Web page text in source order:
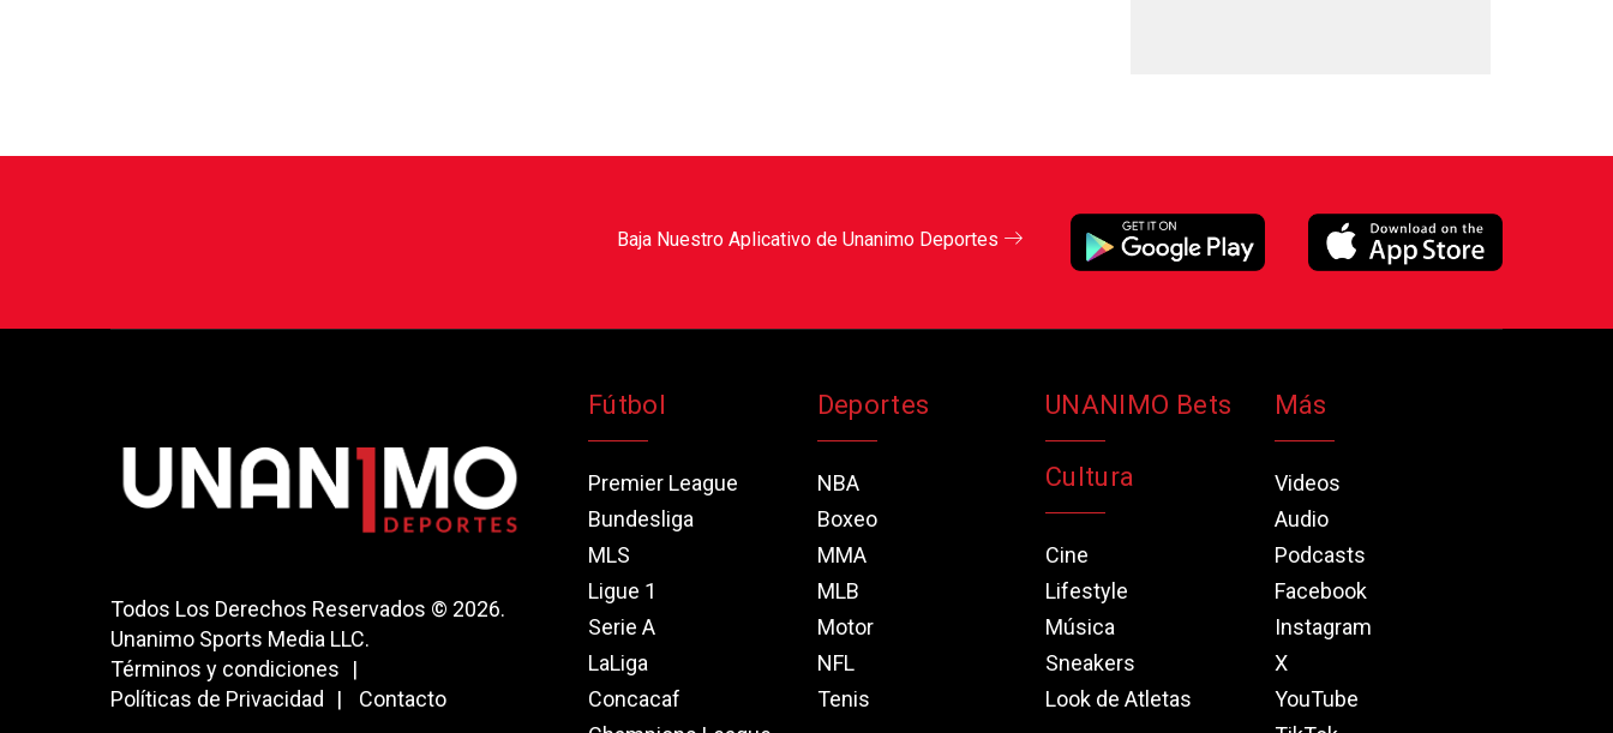
Baja Nuestro Aplicativo de Unanimo Deportes
Todos Los Derechos Reservados © 2026.
Unanimo Sports Media LLC.
Términos y condiciones
Políticas de Privacidad
Contacto
Fútbol
Premier League
Bundesliga
MLS
Ligue 1
Serie A
LaLiga
Concacaf
Deportes
NBA
Boxeo
MMA
MLB
Motor
NFL
Tenis
UNANIMO Bets
Cultura
Cine
Lifestyle
Música
Sneakers
Look de Atletas
Más
Videos
Audio
Podcasts
Facebook
Instagram
X
YouTube